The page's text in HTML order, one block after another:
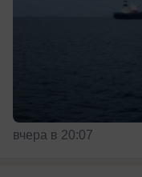
вчера в 20:07